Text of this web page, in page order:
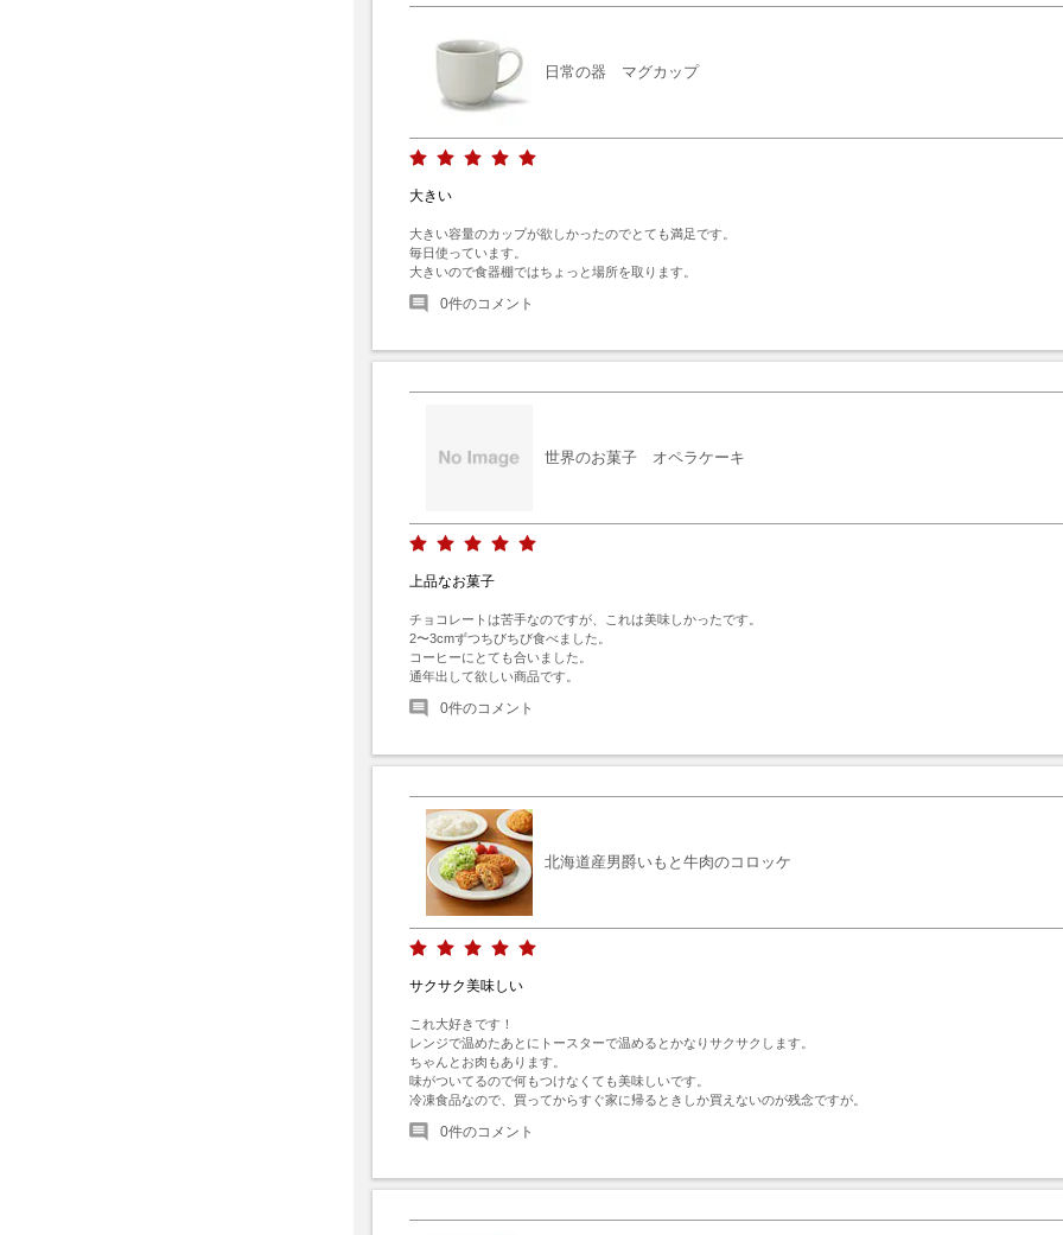
日常の器 マグカップ
大きい
大きい容量のカップが欲しかったのでとても満足です。
毎日使っています。
大きいので食器棚ではちょっと場所を取ります。
0件のコメント
世界のお菓子 オペラケーキ
上品なお菓子
チョコレートは苦手なのですが、これは美味しかったです。
2〜3cmずつちびちび食べました。
コーヒーにとても合いました。
通年出して欲しい商品です。
0件のコメント
北海道産男爵いもと牛肉のコロッケ
サクサク美味しい
これ大好きです！
レンジで温めたあとにトースターで温めるとかなりサクサクします。
ちゃんとお肉もあります。
味がついてるので何もつけなくても美味しいです。
冷凍食品なので、買ってからすぐ家に帰るときしか買えないのが残念ですが。
0件のコメント